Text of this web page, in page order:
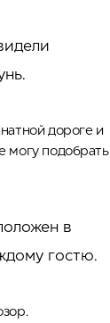
дороге и
могу подобрать
в
гостю.